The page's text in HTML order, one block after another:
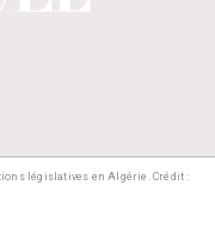
législatives en Algérie. Crédit :